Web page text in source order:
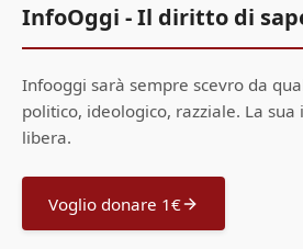
InfoOggi - Il diritto di
Infooggi sarà sempre scevro da
politico, ideologico, razziale. La
libera.
Voglio donare 1€